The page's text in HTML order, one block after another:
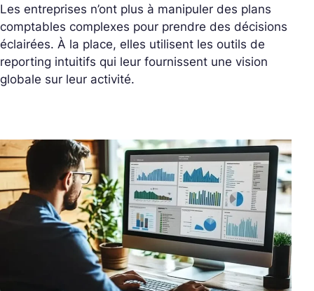
Les entreprises n’ont plus à manipuler des plans
comptables complexes pour prendre des décisions
éclairées. À la place, elles utilisent les outils de
reporting intuitifs qui leur fournissent une vision
globale sur leur activité.